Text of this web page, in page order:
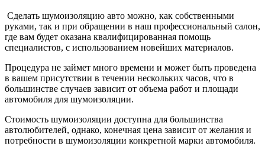
Сделать шумоизоляцию авто можно, как собственными
руками, так и при обращении в наш профессиональный салон,
где вам будет оказана квалифицированная помощь
специалистов, с использованием новейших материалов.
Процедура не займет много времени и может быть проведена
в вашем присутствии в течении нескольких часов, что в
большинстве случаев зависит от объема работ и площади
автомобиля для шумоизоляции.
Стоимость шумоизоляции доступна для большинства
автолюбителей, однако, конечная цена зависит от желания и
потребности в шумоизоляции конкретной марки автомобиля.